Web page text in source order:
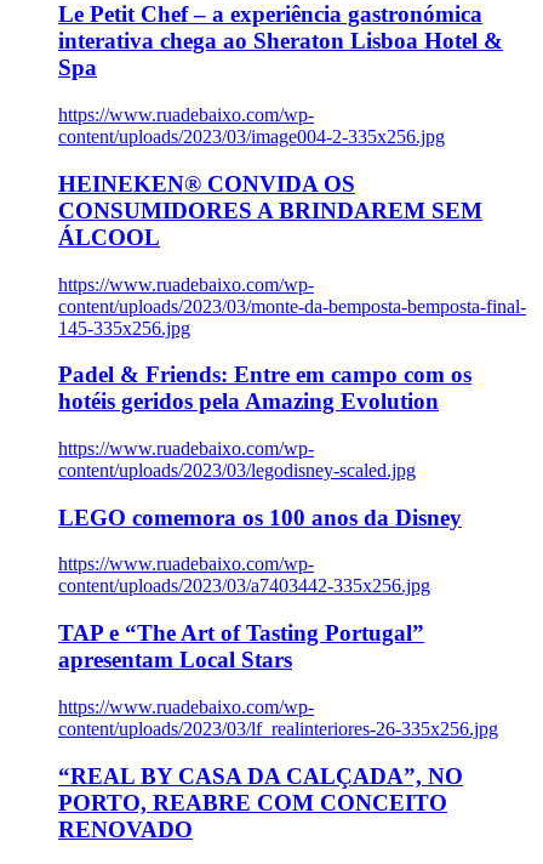
Le Petit Chef – a experiência gastronómica
interativa chega ao Sheraton Lisboa Hotel &
Spa
https://www.ruadebaixo.com/wp-
content/uploads/2023/03/image004-2-335x256.jpg
HEINEKEN® CONVIDA OS
CONSUMIDORES A BRINDAREM SEM
ÁLCOOL
https://www.ruadebaixo.com/wp-
content/uploads/2023/03/monte-da-bemposta-bemposta-final-
145-335x256.jpg
Padel & Friends: Entre em campo com os
hotéis geridos pela Amazing Evolution
https://www.ruadebaixo.com/wp-
content/uploads/2023/03/legodisney-scaled.jpg
LEGO comemora os 100 anos da Disney
https://www.ruadebaixo.com/wp-
content/uploads/2023/03/a7403442-335x256.jpg
TAP e “The Art of Tasting Portugal”
apresentam Local Stars
https://www.ruadebaixo.com/wp-
content/uploads/2023/03/lf_realinteriores-26-335x256.jpg
“REAL BY CASA DA CALÇADA”, NO
PORTO, REABRE COM CONCEITO
RENOVADO